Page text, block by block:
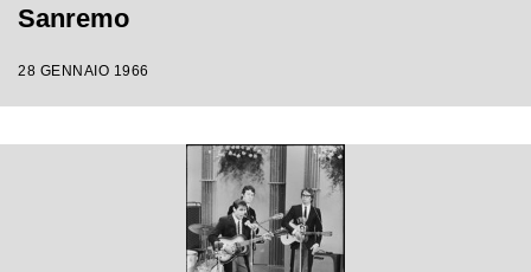
Sanremo
28 GENNAIO 1966